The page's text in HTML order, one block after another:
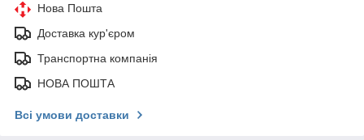
Нова Пошта
Доставка кур'єром
Транспортна компанія
НОВА ПОШТА
Всі умови доставки